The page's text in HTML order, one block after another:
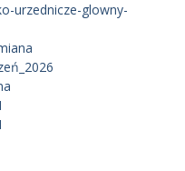
urzednicze-glowny-